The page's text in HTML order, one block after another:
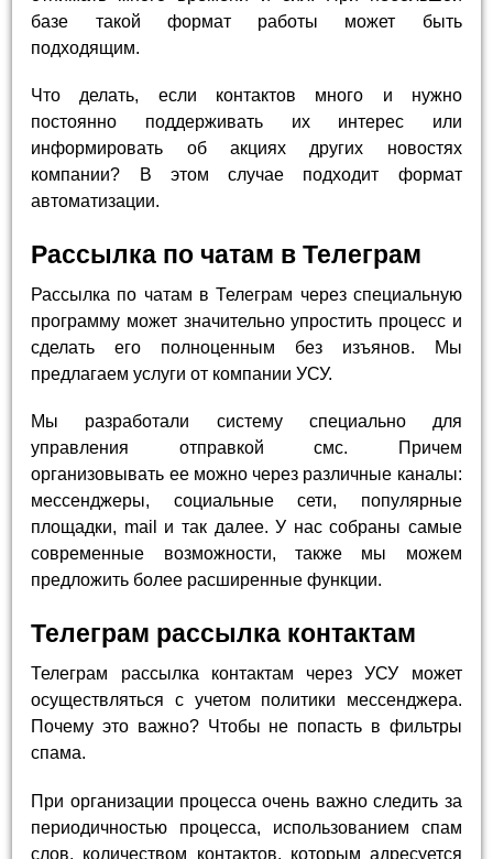
базе такой формат работы может быть
подходящим.
Что делать, если контактов много и нужно
постоянно поддерживать их интерес или
информировать об акциях других новостях
компании? В этом случае подходит формат
автоматизации.
Рассылка по чатам в Телеграм
Рассылка по чатам в Телеграм через специальную
программу может значительно упростить процесс и
сделать его полноценным без изъянов. Мы
предлагаем услуги от компании УСУ.
Мы разработали систему специально для
управления отправкой смс. Причем
организовывать ее можно через различные каналы:
мессенджеры, социальные сети, популярные
площадки, mail и так далее. У нас собраны самые
современные возможности, также мы можем
предложить более расширенные функции.
Телеграм рассылка контактам
Телеграм рассылка контактам через УСУ может
осуществляться с учетом политики мессенджера.
Почему это важно? Чтобы не попасть в фильтры
спама.
При организации процесса очень важно следить за
периодичностью процесса, использованием спам
слов, количеством контактов, которым адресуется